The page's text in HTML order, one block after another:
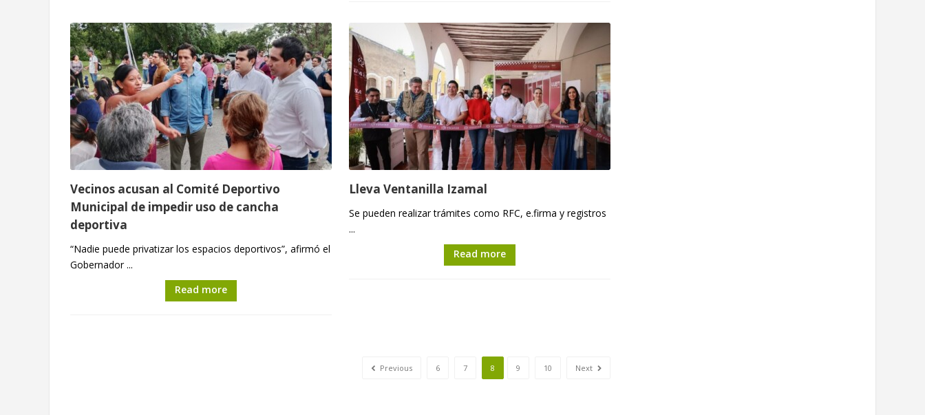
Vecinos acusan al Comité Deportivo
Municipal de impedir uso de cancha
deportiva
“Nadie puede privatizar los espacios deportivos”, afirmó el
Gobernador ...
Read more
Lleva Ventanilla Izamal
Se pueden realizar trámites como RFC, e.firma y registros
...
Read more
Previous 6 7 8 9 10 Next